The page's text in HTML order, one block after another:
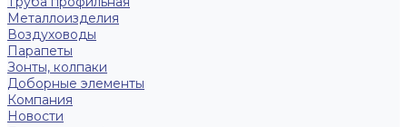
Металлоизделия
Воздуховоды
Парапеты
Зонты, колпаки
Доборные элементы
Компания
Новости